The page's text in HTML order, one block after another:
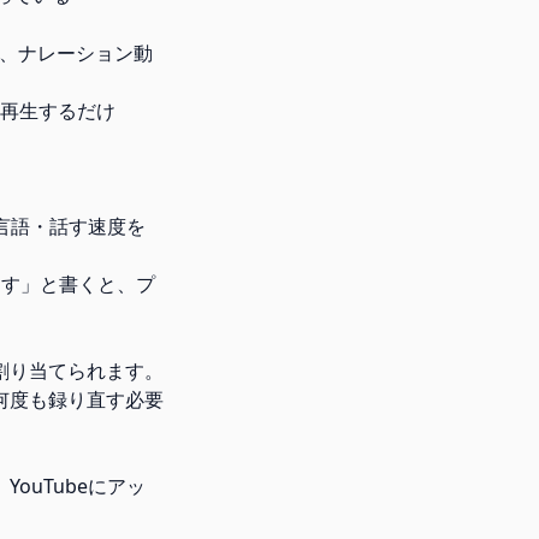
ナレーション動
生するだけ
語・話す速度を
」と書くと、プ
当てられます。
度も録り直す必要
YouTubeにアッ